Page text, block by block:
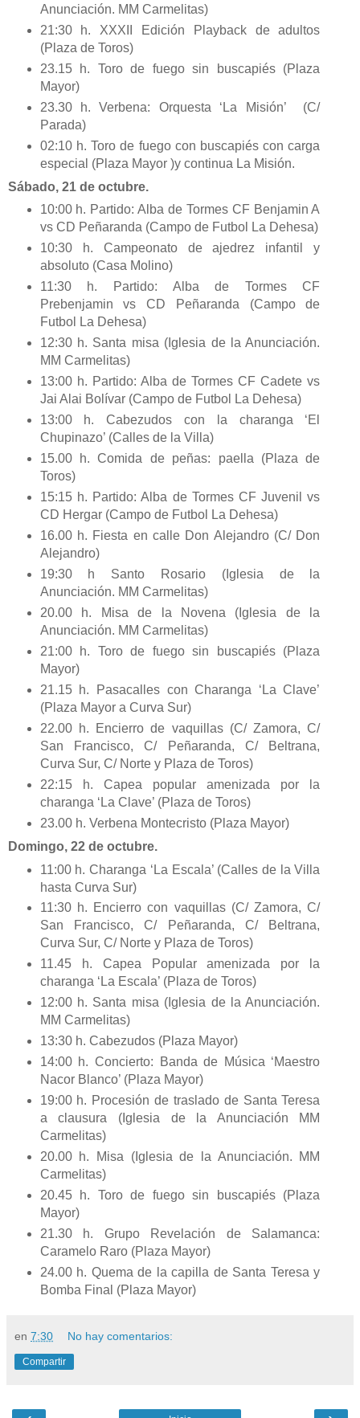
Anunciación. MM Carmelitas)
21:30 h. XXXII Edición Playback de adultos
(Plaza de Toros)
23.15 h. Toro de fuego sin buscapiés (Plaza
Mayor)
23.30 h. Verbena: Orquesta ‘La Misión’ (C/
Parada)
02:10 h. Toro de fuego con buscapiés con carga
especial (Plaza Mayor )y continua La Misión.
Sábado, 21 de octubre.
10:00 h. Partido: Alba de Tormes CF Benjamin A
vs CD Peñaranda (Campo de Futbol La Dehesa)
10:30 h. Campeonato de ajedrez infantil y
absoluto (Casa Molino)
11:30 h. Partido: Alba de Tormes CF
Prebenjamin vs CD Peñaranda (Campo de
Futbol La Dehesa)
12:30 h. Santa misa (Iglesia de la Anunciación.
MM Carmelitas)
13:00 h. Partido: Alba de Tormes CF Cadete vs
Jai Alai Bolívar (Campo de Futbol La Dehesa)
13:00 h. Cabezudos con la charanga ‘El
Chupinazo’ (Calles de la Villa)
15.00 h. Comida de peñas: paella (Plaza de
Toros)
15:15 h. Partido: Alba de Tormes CF Juvenil vs
CD Hergar (Campo de Futbol La Dehesa)
16.00 h. Fiesta en calle Don Alejandro (C/ Don
Alejandro)
19:30 h Santo Rosario (Iglesia de la
Anunciación. MM Carmelitas)
20.00 h. Misa de la Novena (Iglesia de la
Anunciación. MM Carmelitas)
21:00 h. Toro de fuego sin buscapiés (Plaza
Mayor)
21.15 h. Pasacalles con Charanga ‘La Clave’
(Plaza Mayor a Curva Sur)
22.00 h. Encierro de vaquillas (C/ Zamora, C/
San Francisco, C/ Peñaranda, C/ Beltrana,
Curva Sur, C/ Norte y Plaza de Toros)
22:15 h. Capea popular amenizada por la
charanga ‘La Clave’ (Plaza de Toros)
23.00 h. Verbena Montecristo (Plaza Mayor)
Domingo, 22 de octubre.
11:00 h. Charanga ‘La Escala’ (Calles de la Villa
hasta Curva Sur)
11:30 h. Encierro con vaquillas (C/ Zamora, C/
San Francisco, C/ Peñaranda, C/ Beltrana,
Curva Sur, C/ Norte y Plaza de Toros)
11.45 h. Capea Popular amenizada por la
charanga ‘La Escala’ (Plaza de Toros)
12:00 h. Santa misa (Iglesia de la Anunciación.
MM Carmelitas)
13:30 h. Cabezudos (Plaza Mayor)
14:00 h. Concierto: Banda de Música ‘Maestro
Nacor Blanco’ (Plaza Mayor)
19:00 h. Procesión de traslado de Santa Teresa
a clausura (Iglesia de la Anunciación MM
Carmelitas)
20.00 h. Misa (Iglesia de la Anunciación. MM
Carmelitas)
20.45 h. Toro de fuego sin buscapiés (Plaza
Mayor)
21.30 h. Grupo Revelación de Salamanca:
Caramelo Raro (Plaza Mayor)
24.00 h. Quema de la capilla de Santa Teresa y
Bomba Final (Plaza Mayor)
en 7:30 No hay comentarios:
Compartir